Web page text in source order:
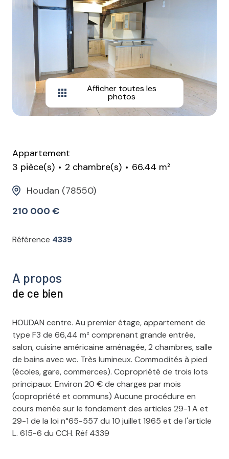
Afficher toutes les
photos
Appartement
3 pièce(s)
2 chambre(s)
66.44 m²
Houdan (78550)
210 000 €
Référence 4339
A propos
de ce bien
HOUDAN centre. Au premier étage, appartement de
type F3 de 66,44 m² comprenant grande entrée,
salon, cuisine américaine aménagée, 2 chambres, salle
de bains avec wc. Très lumineux. Commodités à pied
(écoles, gare, commerces). Copropriété de trois lots
principaux. Environ 20 € de charges par mois
(copropriété et communs) Aucune procédure en
cours menée sur le fondement des articles 29-1 A et
29-1 de la loi n°65-557 du 10 juillet 1965 et de l'article
L. 615-6 du CCH. Réf 4339